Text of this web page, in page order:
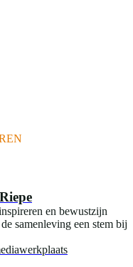
en bewustzijn
samenleving een stem bij